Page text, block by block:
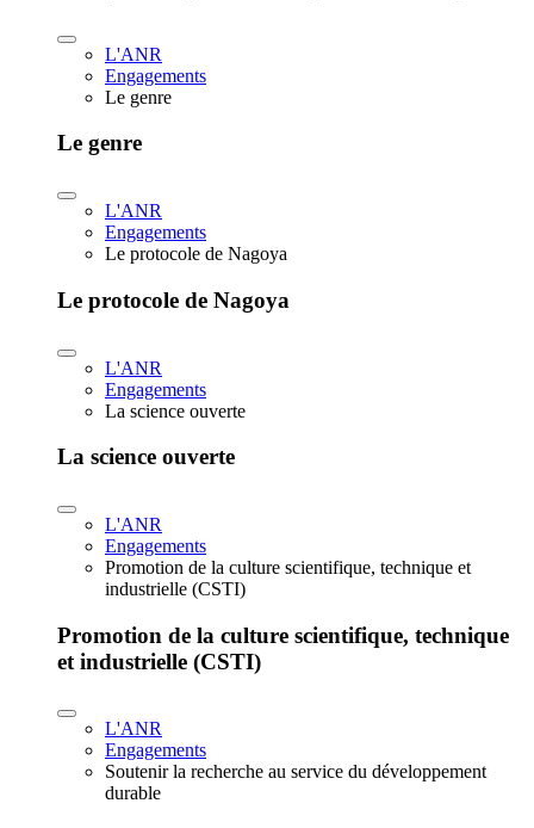
L'ANR
Engagements
Le genre
Le genre
L'ANR
Engagements
Le protocole de Nagoya
Le protocole de Nagoya
L'ANR
Engagements
La science ouverte
La science ouverte
L'ANR
Engagements
Promotion de la culture scientifique, technique et
industrielle (CSTI)
Promotion de la culture scientifique, technique
et industrielle (CSTI)
L'ANR
Engagements
Soutenir la recherche au service du développement
durable